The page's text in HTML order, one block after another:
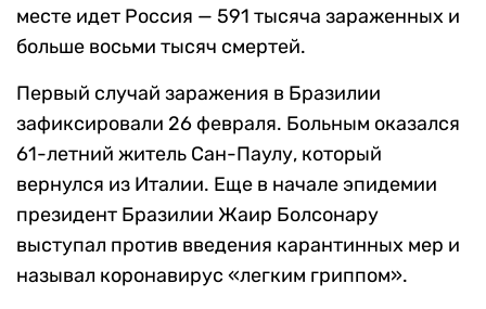
месте идет Россия — 591 тысяча зараженных и
больше восьми тысяч смертей.
Первый случай заражения в Бразилии
зафиксировали 26 февраля. Больным оказался
61-летний житель Сан-Паулу, который
вернулся из Италии. Еще в начале эпидемии
президент Бразилии Жаир Болсонару
выступал против введения карантинных мер и
называл коронавирус «легким гриппом».